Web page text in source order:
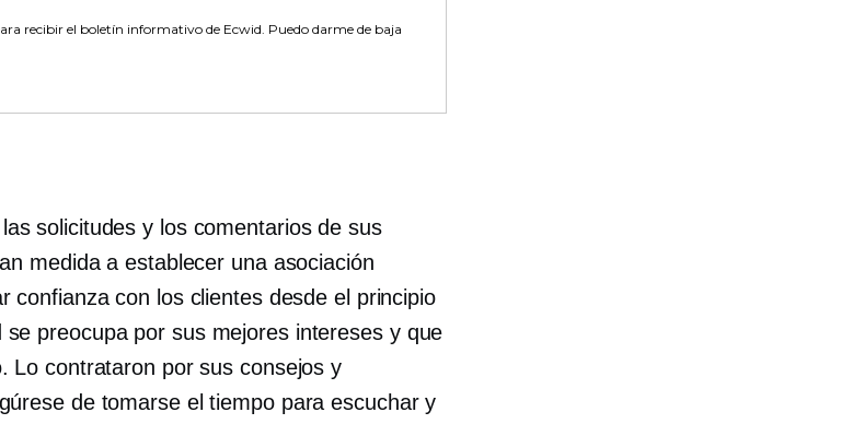
recibir el boletín informativo de Ecwid. Puedo darme de baja
solicitudes y los comentarios de sus
medida a establecer una asociación
confianza con los clientes desde el principio
se preocupa por sus mejores intereses y que
Lo contrataron por sus consejos y
de tomarse el tiempo para escuchar y